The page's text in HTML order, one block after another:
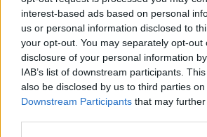
interest-based ads based on personal
us or personal information disclosed to
your opt-out. You may separately opt-out
disclosure of your personal information
IAB’s list of downstream participants.
also be disclosed by us to third parties on
Downstream Participants that may
10 Σεπτεμβρίου
myAGRO: Νέα εποχή στις
Οι αλλαγές στις αιτήσεις του
13:28
Το ξεχωριστό μήνυμα της
Ευρωπαϊκό πρωτάθλημα στο
13:23
Πάτρα: Διανομή 22 τόνων